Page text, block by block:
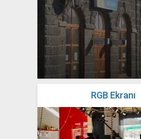
yazan
Bahri Ak
RGB Ekranı